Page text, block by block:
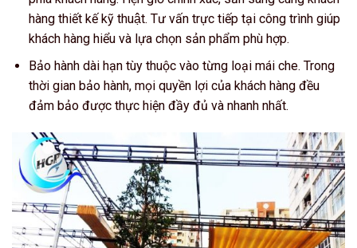
hàng thiết kế kỹ thuật. Tư vấn trực tiếp tại công trình giúp
khách hàng hiểu và lựa chọn sản phẩm phù hợp.
Bảo hành dài hạn tùy thuộc vào từng loại mái che. Trong
thời gian bảo hành, mọi quyền lợi của khách hàng đều
đảm bảo được thực hiện đầy đủ và nhanh nhất.